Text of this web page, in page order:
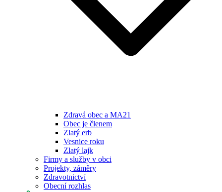
Zdravá obec a MA21
Obec je členem
Zlatý erb
Vesnice roku
Zlatý lajk
Firmy a služby v obci
Projekty, záměry
Zdravotnictví
Obecní rozhlas